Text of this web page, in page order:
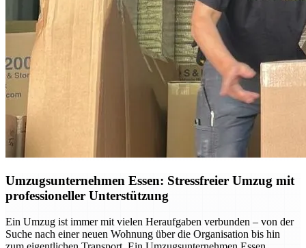
Umzugsunternehmen Essen: Stressfreier Umzug mit
professioneller Unterstützung
Ein Umzug ist immer mit vielen Heraufgaben verbunden – von der
Suche nach einer neuen Wohnung über die Organisation bis hin